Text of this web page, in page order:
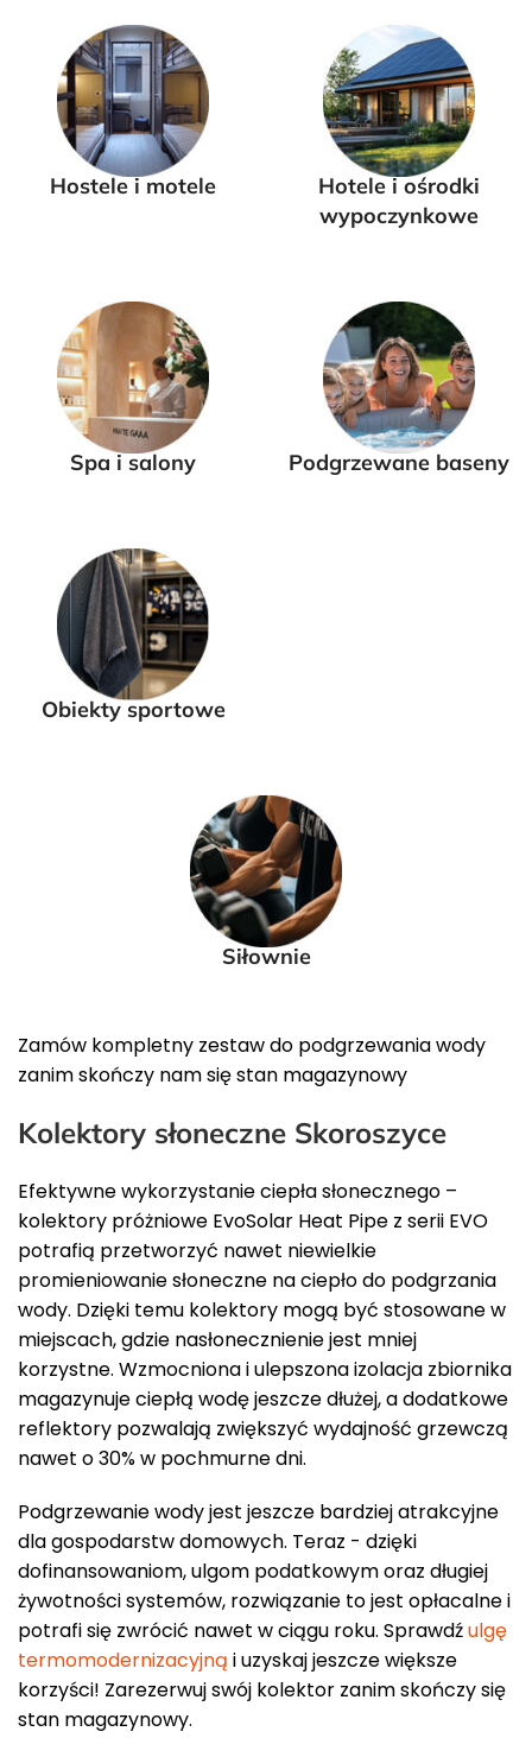
Hostele i motele
Hotele i ośrodki
wypoczynkowe
Spa i salony Podgrzewane baseny
Obiekty sportowe
Siłownie
Zamów kompletny zestaw do podgrzewania wody
zanim skończy nam się stan magazynowy
Kolektory słoneczne Skoroszyce
Efektywne wykorzystanie ciepła słonecznego –
kolektory próżniowe EvoSolar Heat Pipe z serii EVO
potrafią przetworzyć nawet niewielkie
promieniowanie słoneczne na ciepło do podgrzania
wody. Dzięki temu kolektory mogą być stosowane w
miejscach, gdzie nasłonecznienie jest mniej
korzystne. Wzmocniona i ulepszona izolacja zbiornika
magazynuje ciepłą wodę jeszcze dłużej, a dodatkowe
reflektory pozwalają zwiększyć wydajność grzewczą
nawet o 30% w pochmurne dni.
Podgrzewanie wody jest jeszcze bardziej atrakcyjne
dla gospodarstw domowych. Teraz - dzięki
dofinansowaniom, ulgom podatkowym oraz długiej
żywotności systemów, rozwiązanie to jest opłacalne i
potrafi się zwrócić nawet w ciągu roku. Sprawdźulgę
termomodernizacyjną i uzyskaj jeszcze większe
korzyści! Zarezerwuj swój kolektor zanim skończy się
stan magazynowy.